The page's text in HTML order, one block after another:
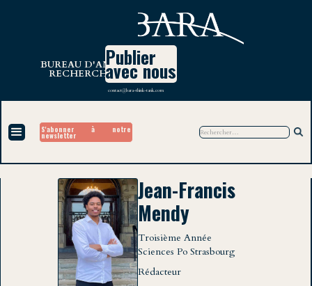
BUREAU D'ANALYSE ET DE
RECHERCHE AMATEUR
Publier
avec nous
contact@bara-think-tank.com
S'abonner à notre
newsletter
Jean-Francis
Mendy
Troisième Année
Sciences Po Strasbourg
Rédacteur